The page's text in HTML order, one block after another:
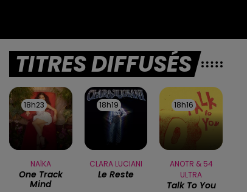
TITRES DIFFUSÉS
18h23
18h23
NAÏKA
One Track
Mind
18h19
18h19
CLARA LUCIANI
Le Reste
18h16
18h16
ANOTR & 54
ULTRA
Talk To You